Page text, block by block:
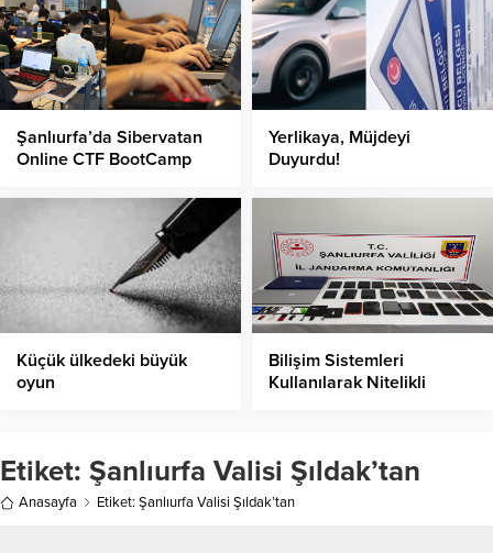
Şanlıurfa’da Sibervatan
Online CTF BootCamp
Yerlikaya, Müjdeyi
Duyurdu!
Küçük ülkedeki büyük
oyun
Bilişim Sistemleri
Kullanılarak Nitelikli
Etiket: Şanlıurfa Valisi Şıldak’tan
Anasayfa Etiket: Şanlıurfa Valisi Şıldak’tan